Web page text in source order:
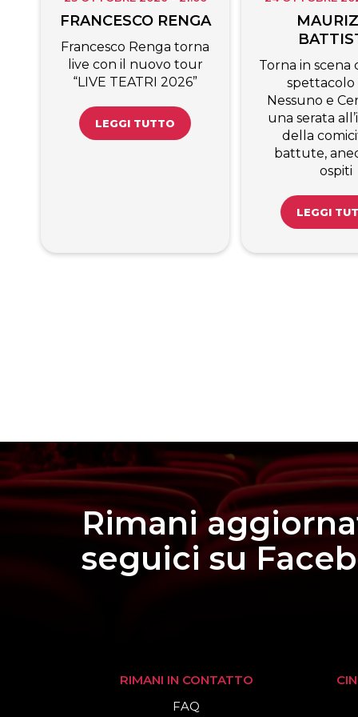
FRANCESCO RENGA
Francesco Renga torna
live con il nuovo tour
“LIVE TEATRI 2026”
LEGGI TUTTO
Torna in scena
spettacolo
Nessuno e
una serata
della
battute,
ospiti
LEGGI
Rimani
seguici su
RIMANI IN CONTATTO
FAQ